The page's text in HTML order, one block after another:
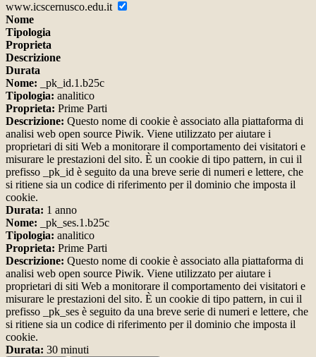
www.icscernusco.edu.it
Nome
Tipologia
Proprieta
Descrizione
Durata
Nome: _pk_id.1.b25c
Tipologia: analitico
Proprieta: Prime Parti
Descrizione: Questo nome di cookie è associato alla piattaforma di
analisi web open source Piwik. Viene utilizzato per aiutare i
proprietari di siti Web a monitorare il comportamento dei visitatori e
misurare le prestazioni del sito. È un cookie di tipo pattern, in cui il
prefisso _pk_id è seguito da una breve serie di numeri e lettere, che
si ritiene sia un codice di riferimento per il dominio che imposta il
cookie.
Durata: 1 anno
Nome: _pk_ses.1.b25c
Tipologia: analitico
Proprieta: Prime Parti
Descrizione: Questo nome di cookie è associato alla piattaforma di
analisi web open source Piwik. Viene utilizzato per aiutare i
proprietari di siti Web a monitorare il comportamento dei visitatori e
misurare le prestazioni del sito. È un cookie di tipo pattern, in cui il
prefisso _pk_ses è seguito da una breve serie di numeri e lettere, che
si ritiene sia un codice di riferimento per il dominio che imposta il
cookie.
Durata: 30 minuti